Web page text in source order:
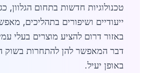
טכנולוגיות חדשות בתחום הגלוון,
ייעודיים ושיפורים בתהליכים,
באזור דרום להציע מוצרים בעלי
דבר המאפשר להן להתחרות בשוק
באופן יעיל.